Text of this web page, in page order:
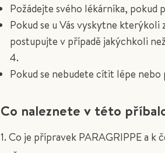
Požádejte svého lékárníka, pokud
Pokud se u Vás vyskytne
postupujte v případě jakýchkoli
4.
Pokud se nebudete cítit lépe nebo
Co naleznete v této
1. Co je přípravek PARAGRIPPE a k